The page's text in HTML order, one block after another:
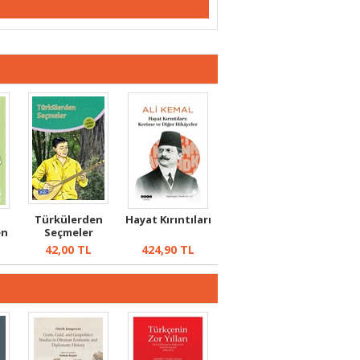
Türkülerden
Seçmeler
42,00 TL
Hayat Kırıntıları
424,90 TL